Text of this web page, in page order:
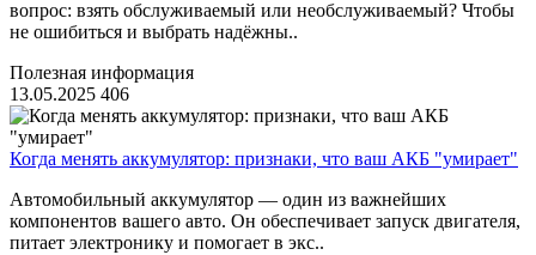
вопрос: взять обслуживаемый или необслуживаемый? Чтобы
не ошибиться и выбрать надёжны..
Полезная информация
13.05.2025 406
Когда менять аккумулятор: признаки, что ваш АКБ "умирает"
Автомобильный аккумулятор — один из важнейших
компонентов вашего авто. Он обеспечивает запуск двигателя,
питает электронику и помогает в экс..